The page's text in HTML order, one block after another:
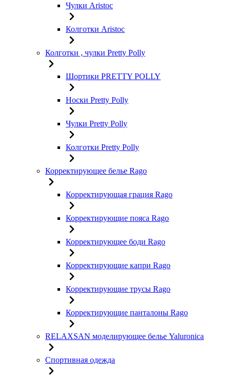
Чулки Aristoc
Колготки Aristoc
Колготки , чулки Pretty Polly
Шортики PRETTY POLLY
Носки Pretty Polly
Чулки Pretty Polly
Колготки Pretty Polly
Корректирующее белье Rago
Корректирующая грация Rago
Корректирующие пояса Rago
Корректирующее боди Rago
Корректирующие капри Rago
Корректирующие трусы Rago
Корректирующие панталоны Rago
RELAXSAN моделирующее белье Yaluroniсa
Спортивная одежда